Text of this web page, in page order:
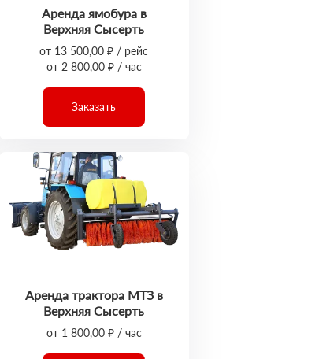
Аренда ямобура в
Верхняя Сысерть
от 13 500,00 ₽ / рейс
от 2 800,00 ₽ / час
Заказать
Аренда трактора МТЗ в
Верхняя Сысерть
от 1 800,00 ₽ / час